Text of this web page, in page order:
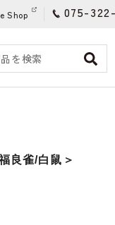
Shop 075-
良雀/白鼠＞